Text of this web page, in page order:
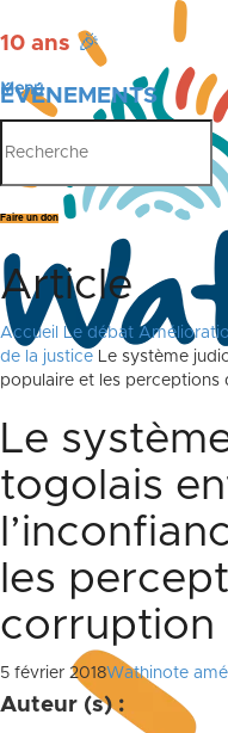
10 ans 🎉
ÉVÉNEMENTS
PUBLICATIONS
Menu
Faire un don
Article
Accueil Le débat
de la justice Le système
populaire et les perceptions
Le
togolais
les
corruption
5 février 2018Wathinote
Auteur (s) :